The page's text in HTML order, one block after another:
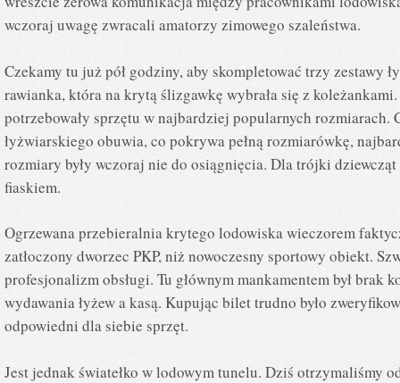
wczoraj uwagę zwracali amatorzy zimowego szaleństwa.
Czekamy tu już pół godziny, aby skompletować trzy zestawy
rawianka, która na krytą ślizgawkę wybrała się z
potrzebowały sprzętu w najbardziej popularnych rozmiarach.
łyżwiarskiego obuwia, co pokrywa pełną rozmiarówkę,
rozmiary były wczoraj nie do osiągnięcia. Dla trójki
fiaskiem.
Ogrzewana przebieralnia krytego lodowiska wieczorem
zatłoczony dworzec PKP, niż nowoczesny sportowy obiekt.
profesjonalizm obsługi. Tu głównym mankamentem był brak
wydawania łyżew a kasą. Kupując bilet trudno było
odpowiedni dla siebie sprzęt.
Jest jednak światełko w lodowym tunelu. Dziś otrzymaliśmy